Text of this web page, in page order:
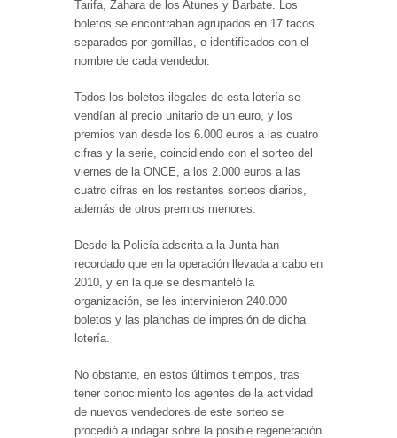
Tarifa, Zahara de los Atunes y Barbate. Los
boletos se encontraban agrupados en 17 tacos
separados por gomillas, e identificados con el
nombre de cada vendedor.
Todos los boletos ilegales de esta lotería se
vendían al precio unitario de un euro, y los
premios van desde los 6.000 euros a las cuatro
cifras y la serie, coincidiendo con el sorteo del
viernes de la ONCE, a los 2.000 euros a las
cuatro cifras en los restantes sorteos diarios,
además de otros premios menores.
Desde la Policía adscrita a la Junta han
recordado que en la operación llevada a cabo en
2010, y en la que se desmanteló la
organización, se les intervinieron 240.000
boletos y las planchas de impresión de dicha
lotería.
No obstante, en estos últimos tiempos, tras
tener conocimiento los agentes de la actividad
de nuevos vendedores de este sorteo se
procedió a indagar sobre la posible regeneración